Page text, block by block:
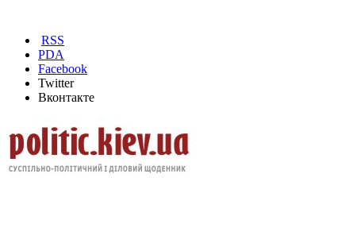
RSS
PDA
Facebook
Twitter
Вконтакте